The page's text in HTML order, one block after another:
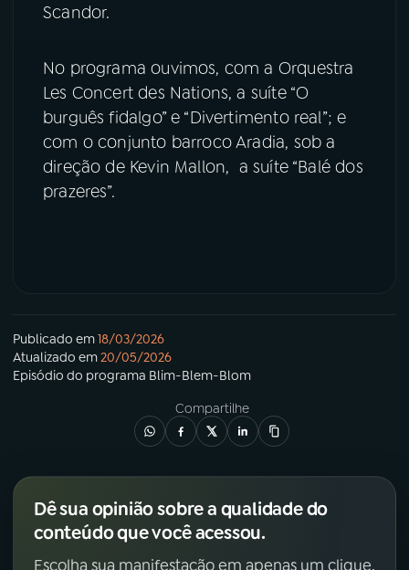
Scandor.
No programa ouvimos, com a Orquestra
Les Concert des Nations, a suíte “O
burguês fidalgo” e “Divertimento real”; e
com o conjunto barroco Aradia, sob a
direção de Kevin Mallon, a suíte “Balé dos
prazeres”.
Publicado em18/03/2026
Atualizado em20/05/2026
Episódio do programa Blim-Blem-Blom
Compartilhe
Dê sua opinião sobre a qualidade do
conteúdo que você acessou.
Escolha sua manifestação em apenas um clique.